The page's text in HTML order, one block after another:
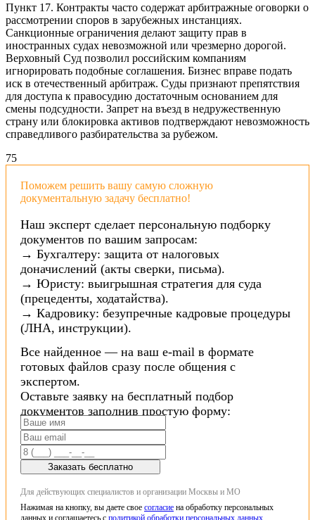
Пункт 17. Контракты часто содержат арбитражные оговорки о
рассмотрении споров в зарубежных инстанциях.
Санкционные ограничения делают защиту прав в
иностранных судах невозможной или чрезмерно дорогой.
Верховный Суд позволил российским компаниям
игнорировать подобные соглашения. Бизнес вправе подать
иск в отечественный арбитраж. Суды признают препятствия
для доступа к правосудию достаточным основанием для
смены подсудности. Запрет на въезд в недружественную
страну или блокировка активов подтверждают невозможность
справедливого разбирательства за рубежом.
75
Поможем решить вашу самую сложную
документальную задачу бесплатно!
Наш эксперт сделает персональную подборку
документов по вашим запросам:
→ Бухгалтеру: защита от налоговых
доначислений (акты сверки, письма).
→ Юристу: выигрышная стратегия для суда
(прецеденты, ходатайства).
→ Кадровику: безупречные кадровые процедуры
(ЛНА, инструкции).
Все найденное — на ваш e-mail в формате
готовых файлов сразу после общения с
экспертом.
Оставьте заявку на бесплатный подбор
документов заполнив простую форму:
Заказать бесплатно
Для действующих специалистов и организации Москвы и МО
Нажимая на кнопку, вы даете свое согласие на обработку персональных
данных и соглашаетесь с политикой обработки персональных данных